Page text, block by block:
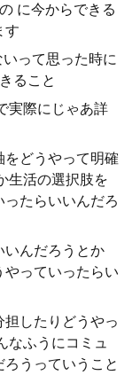
に今からできる
す
って思った時に
ること
実際にじゃあ詳
どうやって明確
生活の選択肢を
たらいいんだろ
いんだろうとか
っていったらい
したりどうやっ
なふうにコミュ
うっていうこと